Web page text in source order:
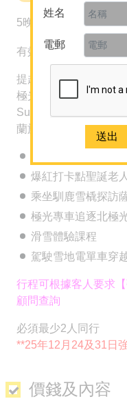
姓名
電郵
精選套票
馬爾代夫專門店
海外婚禮及攝影
主題 / 深度遊
A+酒店套票
潛水旅遊及課程
關於 Sun N Sea
人才招聘
5晚 HK$33,980
有效日期至2026年4月
提起芬蘭旅遊您會想
極光?
Sun N Sea Holidays
蘭旅遊的願望!
爆紅打卡點聖誕老
乘坐馴鹿雪橇探訪
極光專車追逐北極
滑雪體驗課程
駕駛雪地電單車穿
行程可根據客人要求
顧問查詢
必須最少2人同行
**25年12月24及31日
價錢及內容